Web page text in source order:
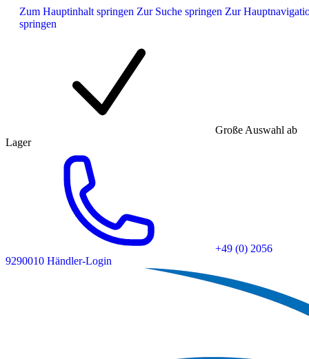
Zum Hauptinhalt springen Zur Suche springen Zur
springen
Große Auswahl ab
Lager
+49 (0) 2056
9290010 Händler-Login